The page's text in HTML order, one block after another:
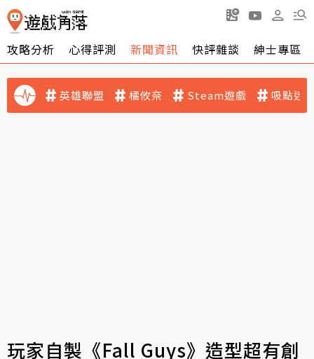
攻略分析 心得評測 新聞資訊 快評雜談 紳士專區
英雄聯盟 橘攸奈 Steam遊戲 吸點迷
玩家自製《Fall Guys》造型超有創